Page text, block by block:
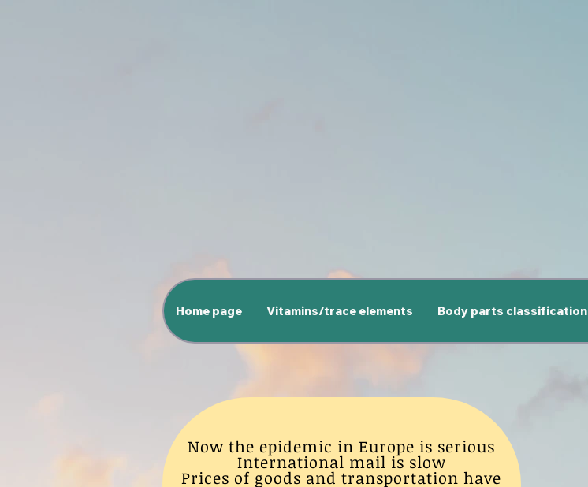
Home page Vitamins/trace elements Body parts classification
Now the epidemic in Europe is serious
International mail is slow
Prices of goods and transportation have